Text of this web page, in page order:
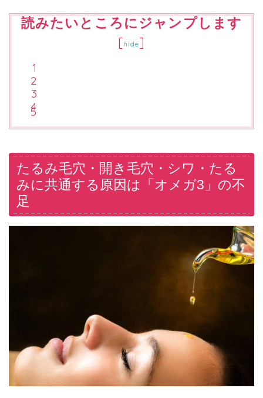
読みたいところにジャンプします
[hide]
たるみ毛穴・開き毛穴・シワ・たる
みに共通する原因は「オメガ3」の不
足